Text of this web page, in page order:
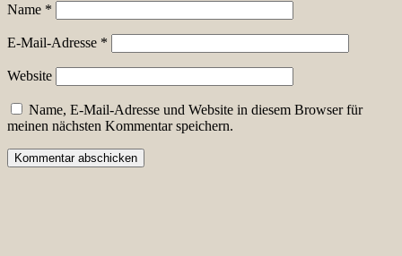
Name *
E-Mail-Adresse *
Website
Name, E-Mail-Adresse und Website in diesem Browser für
meinen nächsten Kommentar speichern.